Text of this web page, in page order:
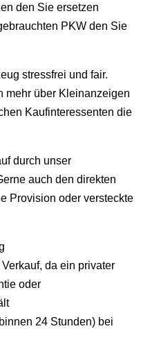
den Sie ersetzen
PKW den Sie
stressfrei und fair.
mehr über Kleinanzeigen
Kaufinteressenten die
durch unser
auch den direkten
Provision oder versteckte
da ein privater
oder
24 Stunden) bei